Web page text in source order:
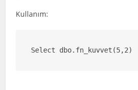
Kullanım:
Select dbo.fn_kuvvet(5,2)